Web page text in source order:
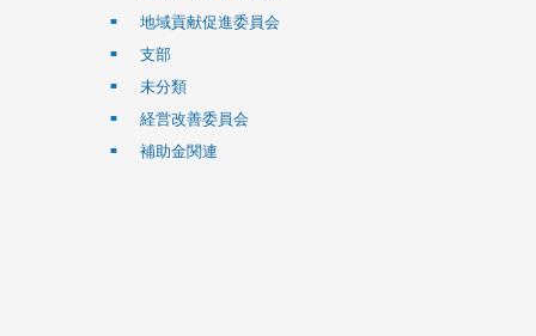
地域貢献促進委員会
支部
未分類
経営改善委員会
補助金関連